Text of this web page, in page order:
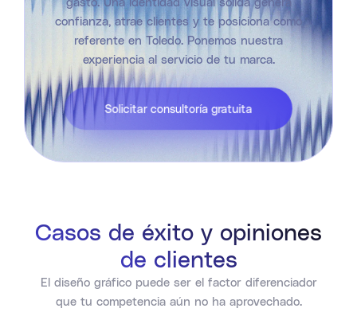
confianza, atrae clientes y te posiciona como
referente en Toledo. Ponemos nuestra
experiencia al servicio de tu marca.
Solicitar consultoría gratuita
Casos de éxito y opiniones
de clientes
El diseño gráfico puede ser el factor diferenciador
que tu competencia aún no ha aprovechado.